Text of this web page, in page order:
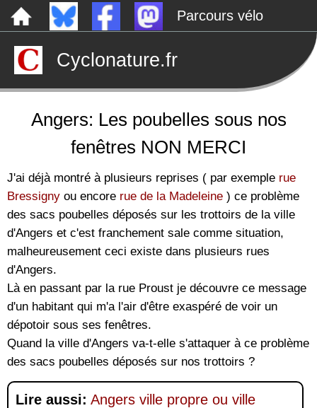
Parcours vélo
Dépôts sauvages
Le canal de Nantes à Brest à vélo
Rechercher
Cyclonature.fr
Angers: Les poubelles sous nos
fenêtres NON MERCI
J'ai déjà montré à plusieurs reprises ( par exemple rue
Bressigny ou encore rue de la Madeleine ) ce problème
des sacs poubelles déposés sur les trottoirs de la ville
d'Angers et c'est franchement sale comme situation,
malheureusement ceci existe dans plusieurs rues
d'Angers.
Là en passant par la rue Proust je découvre ce message
d'un habitant qui m'a l'air d'être exaspéré de voir un
dépotoir sous ses fenêtres.
Quand la ville d'Angers va-t-elle s'attaquer à ce problème
des sacs poubelles déposés sur nos trottoirs ?
Lire aussi: Angers ville propre ou ville